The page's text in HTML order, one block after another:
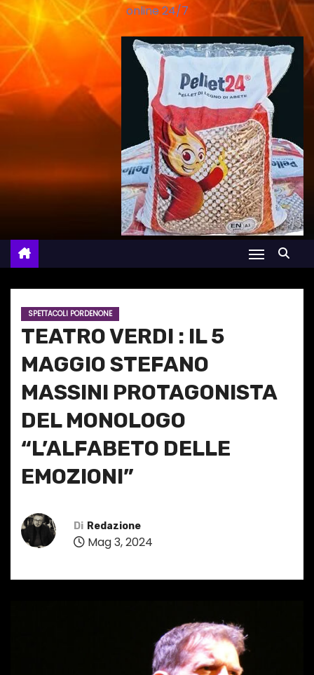
online 24/7
SPETTACOLI PORDENONE
TEATRO VERDI : IL 5
MAGGIO STEFANO
MASSINI PROTAGONISTA
DEL MONOLOGO
“L’ALFABETO DELLE
EMOZIONI”
Di Redazione
Mag 3, 2024